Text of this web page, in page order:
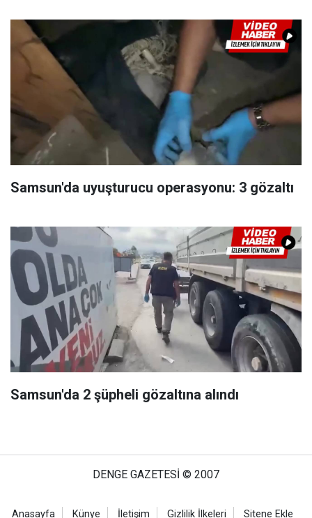
Samsun'da uyuşturucu operasyonu: 3 gözaltı
Samsun'da 2 şüpheli gözaltına alındı
DENGE GAZETESİ © 2007
Anasayfa Künye İletişim Gizlilik İlkeleri Sitene Ekle